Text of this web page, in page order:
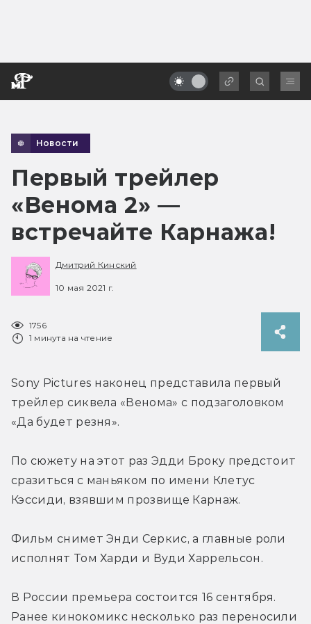
Новости
Первый трейлер
«Венома 2» —
встречайте Карнажа!
Дмитрий Кинский
10 мая 2021 г.
1756
1 минута на чтение
Sony Pictures наконец представила первый
трейлер сиквела «Венома» с подзаголовком
«Да будет резня».
По сюжету на этот раз Эдди Броку предстоит
сразиться с маньяком по имени Клетус
Кэссиди, взявшим прозвище Карнаж.
Фильм снимет Энди Серкис, а главные роли
исполнят Том Харди и Вуди Харрельсон.
В России премьера состоится 16 сентября.
Ранее кинокомикс несколько раз переносили